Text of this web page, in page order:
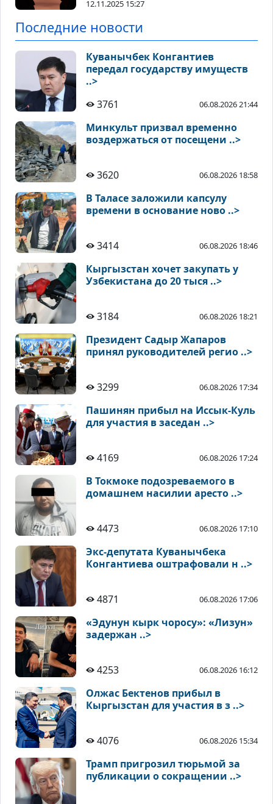
12.11.2025 15:27
Последние новости
Куванычбек Конгантиев
передал государству имуществ
..>
3761
06.08.2026 21:44
Минкульт призвал временно
воздержаться от посещени ..>
3620 06.08.2026 18:58
В Таласе заложили капсулу
времени в основание ново ..>
3414 06.08.2026 18:46
Кыргызстан хочет закупать у
Узбекистана до 20 тыся ..>
3184 06.08.2026 18:21
Президент Садыр Жапаров
принял руководителей регио ..>
3299 06.08.2026 17:34
Пашинян прибыл на Иссык-Куль
для участия в заседан ..>
4169 06.08.2026 17:24
В Токмоке подозреваемого в
домашнем насилии аресто ..>
4473 06.08.2026 17:10
Экс-депутата Куванычбека
Конгантиева оштрафовали н ..>
4871 06.08.2026 17:06
«Эдунун кырк чоросу»: «Лизун»
задержан ..>
4253 06.08.2026 16:12
Олжас Бектенов прибыл в
Кыргызстан для участия в з ..>
4076 06.08.2026 15:34
Трамп пригрозил тюрьмой за
публикации о сокращении ..>